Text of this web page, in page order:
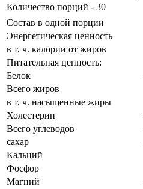
Количество порций - 30
Состав в одной порции
Энергетическая ценность
в т. ч. калории от жиров
Питательная ценность:
Белок
Всего жиров
в т. ч. насыщенные жиры
Холестерин
Всего углеводов
сахар
Кальций
Фосфор
Магний